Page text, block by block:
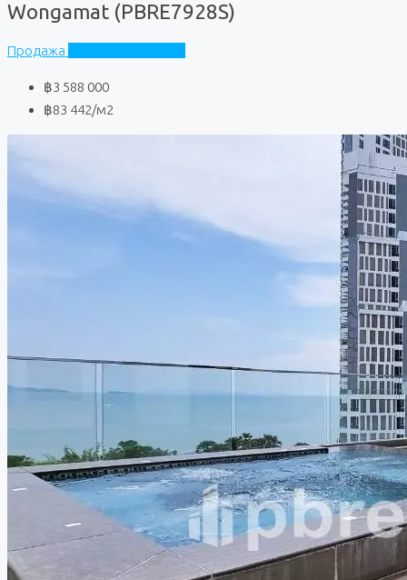
Wongamat (PBRE7928S)
Продажа
฿3 588 000
฿83 442/м2